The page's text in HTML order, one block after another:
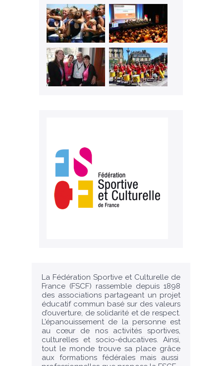
La Fédération Sportive et Culturelle de
France (FSCF) rassemble depuis 1898
des associations partageant un projet
éducatif commun basé sur des valeurs
d’ouverture, de solidarité et de respect.
L’épanouissement de la personne est
au cœur de nos activités sportives,
culturelles et socio-éducatives. Ainsi,
tout le monde trouve sa place grâce
aux formations fédérales mais aussi